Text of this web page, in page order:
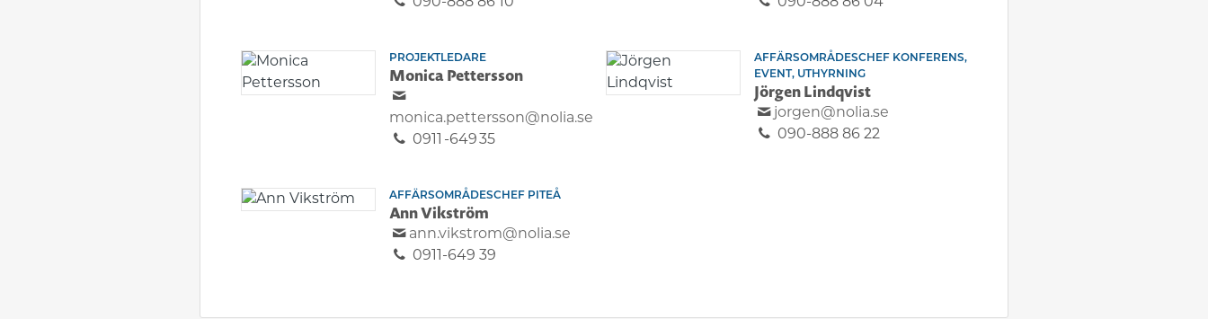
PROJEKTLEDARE
Monica Pettersson
monica.pettersson@nolia.se
0911 -649 35
AFFÄRSOMRÅDESCHEF KONFERENS,
EVENT, UTHYRNING
Jörgen Lindqvist
jorgen@nolia.se
090-888 86 22
AFFÄRSOMRÅDESCHEF PITEÅ
Ann Vikström
ann.vikstrom@nolia.se
0911-649 39